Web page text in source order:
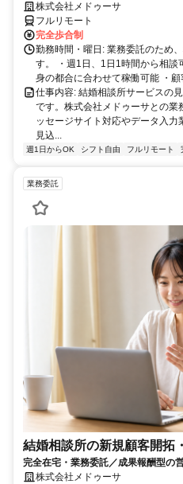
株式会社メドゥーサ
フルリモート
完全歩合制
勤務時間・曜日: 業務委託のため
す。 ・週1日、1日1時間から相談
身の都合に合わせて稼働可能 ・
仕事内容: 結婚相談所サービスの
です。株式会社メドゥーサとの業
ッセージサイト対応やデータ入力
見込...
週1日からOK シフト自由 フルリモート
業務委託
結婚相談所の新規顧客開拓
完全在宅・業務委託／成果報酬型の
株式会社メドゥーサ